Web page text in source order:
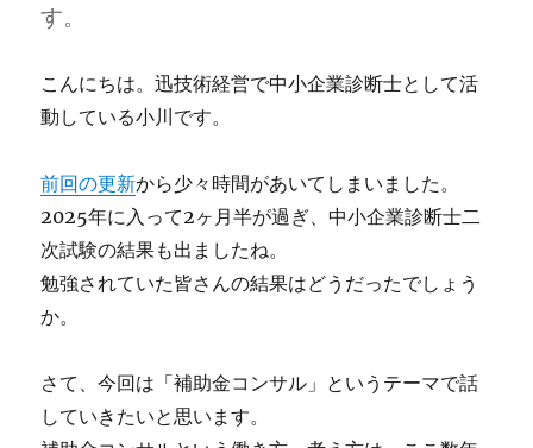
す。
こんにちは。迅技術経営で中小企業診断士として活
動している小川です。
前回の更新から少々時間があいてしまいました。
2025年に入って2ヶ月半が過ぎ、中小企業診断士二
次試験の結果も出ましたね。
勉強されていた皆さんの結果はどうだったでしょう
か。
さて、今回は「補助金コンサル」というテーマで話
していきたいと思います。